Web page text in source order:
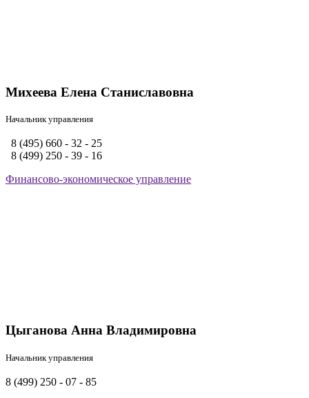
Михеева Елена Станиславовна
Начальник управления
8 (495) 660 - 32 - 25
8 (499) 250 - 39 - 16
Финансово-экономическое управление
Цыганова Анна Владимировна
Начальник управления
8 (499) 250 - 07 - 85